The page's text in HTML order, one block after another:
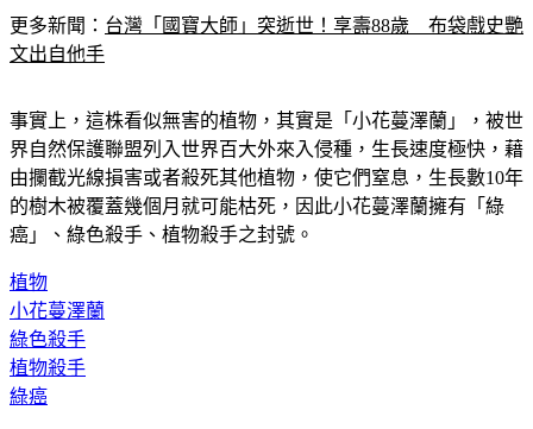
更多新聞： 台灣「國寶大師」突逝世！享壽88歲　布袋戲史艷
文出自他手
事實上，這株看似無害的植物，其實是「小花蔓澤蘭」，被世
界自然保護聯盟列入世界百大外來入侵種，生長速度極快，藉
由攔截光線損害或者殺死其他植物，使它們窒息，生長數10年
的樹木被覆蓋幾個月就可能枯死，因此小花蔓澤蘭擁有「綠
癌」、綠色殺手、植物殺手之封號。
植物
小花蔓澤蘭
綠色殺手
植物殺手
綠癌